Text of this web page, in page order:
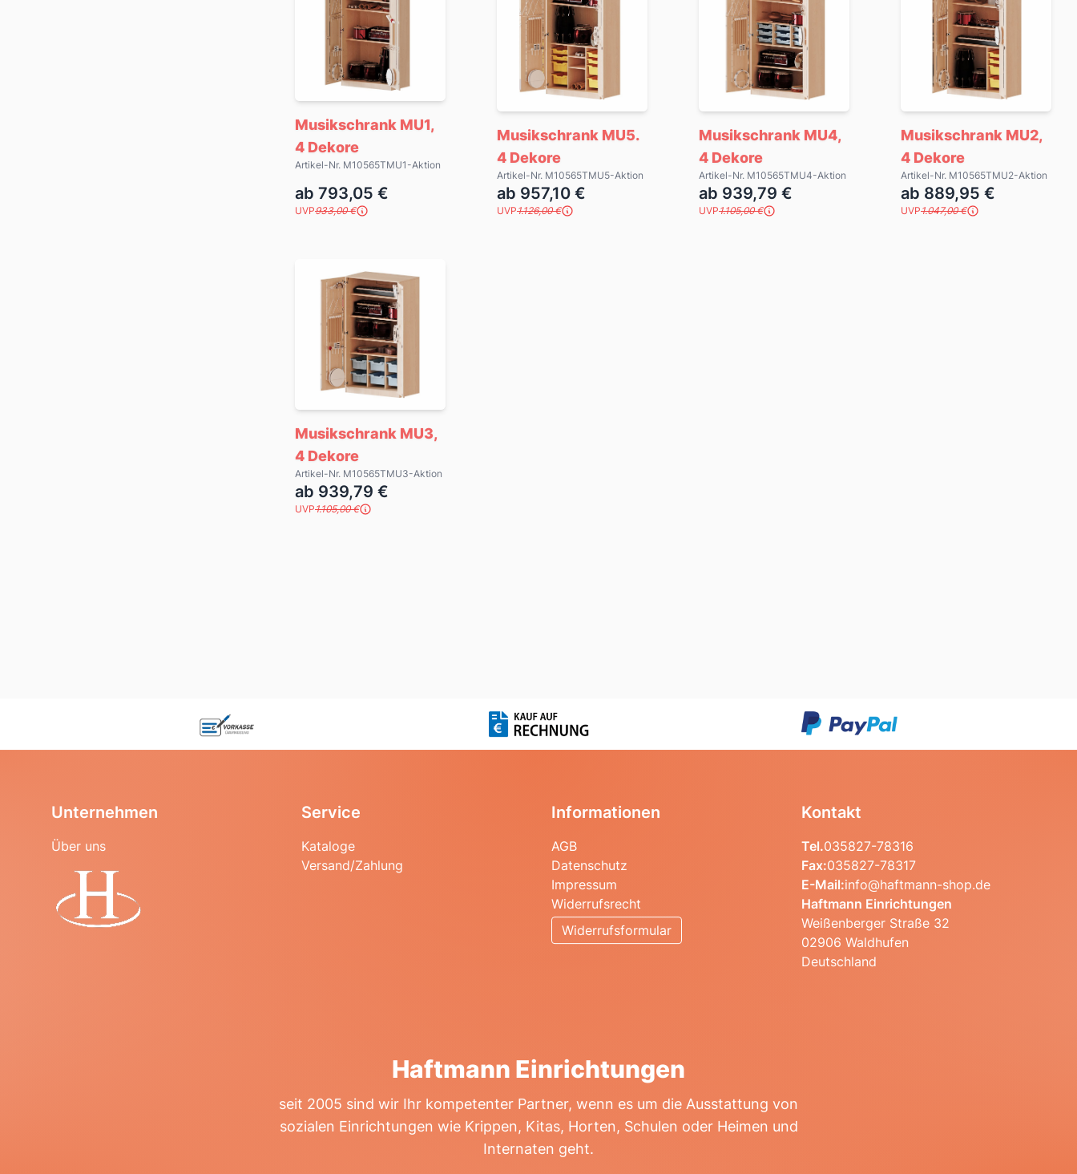
Musikschrank MU1,
4 Dekore
Artikel-Nr. M10565TMU1-Aktion
ab 793,05 €
UVP933,00 €
Musikschrank MU5.
4 Dekore
Artikel-Nr. M10565TMU5-Aktion
ab 957,10 €
UVP1.126,00 €
Musikschrank MU4,
4 Dekore
Artikel-Nr. M10565TMU4-Aktion
ab 939,79 €
UVP1.105,00 €
Musikschrank MU2,
4 Dekore
Artikel-Nr. M10565TMU2-Aktion
ab 889,95 €
UVP1.047,00 €
Musikschrank MU3,
4 Dekore
Artikel-Nr. M10565TMU3-Aktion
ab 939,79 €
UVP1.105,00 €
Unternehmen
Über uns
Service
Kataloge
Versand/Zahlung
Informationen
AGB
Datenschutz
Impressum
Widerrufsrecht
Widerrufsformular
Kontakt
Tel.035827-78316
Fax:035827-78317
E-Mail:info@haftmann-shop.de
Haftmann Einrichtungen
Weißenberger Straße 32
02906 Waldhufen
Deutschland
Haftmann Einrichtungen
seit 2005 sind wir Ihr kompetenter Partner, wenn es um die Ausstattung von
sozialen Einrichtungen wie Krippen, Kitas, Horten, Schulen oder Heimen und
Internaten geht.